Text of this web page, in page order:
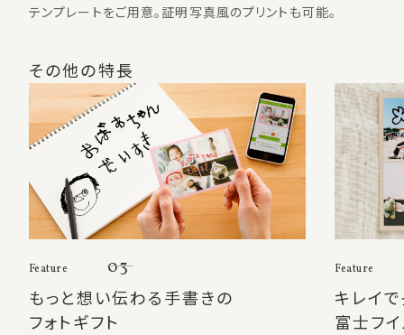
テンプレートをご用意。証明写真風のプリントも可能。
その他の特長
Feature 03
もっと想い伝わる手書きの
フォトギフト
Feature
キレイ
富士フ